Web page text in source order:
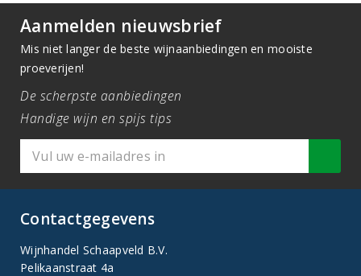
Aanmelden nieuwsbrief
Mis niet langer de beste wijnaanbiedingen en mooiste
proeverijen!
De scherpste aanbiedingen
Handige wijn en spijs tips
Contactgegevens
Wijnhandel Schaapveld B.V.
Pelikaanstraat 4a